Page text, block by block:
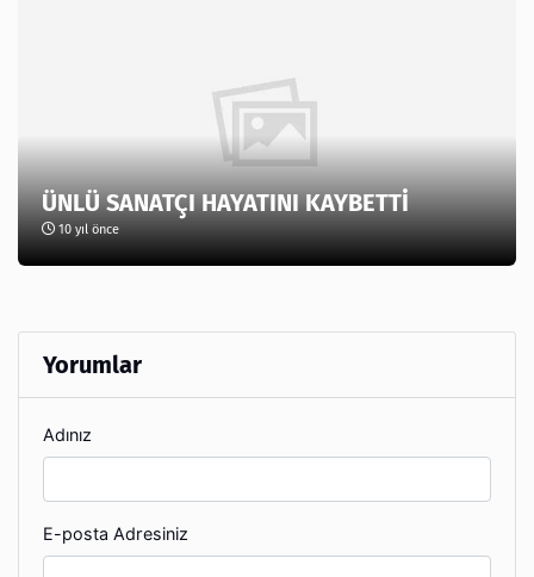
ÜNLÜ SANATÇI HAYATINI KAYBETTİ
10 yıl önce
Yorumlar
Adınız
E-posta Adresiniz